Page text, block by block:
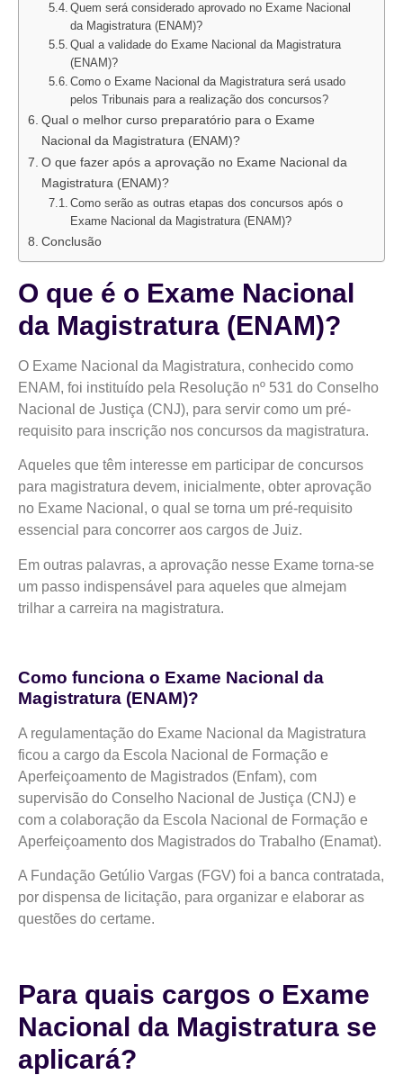
Quem será considerado aprovado no Exame Nacional
da Magistratura (ENAM)?
Qual a validade do Exame Nacional da Magistratura
(ENAM)?
Como o Exame Nacional da Magistratura será usado
pelos Tribunais para a realização dos concursos?
Qual o melhor curso preparatório para o Exame
Nacional da Magistratura (ENAM)?
O que fazer após a aprovação no Exame Nacional da
Magistratura (ENAM)?
Como serão as outras etapas dos concursos após o
Exame Nacional da Magistratura (ENAM)?
Conclusão
O que é o Exame Nacional
da Magistratura (ENAM)?
O Exame Nacional da Magistratura, conhecido como
ENAM, foi instituído pela Resolução nº 531 do Conselho
Nacional de Justiça (CNJ), para servir como um pré-
requisito para inscrição nos concursos da magistratura.
Aqueles que têm interesse em participar de concursos
para magistratura devem, inicialmente, obter aprovação
no Exame Nacional, o qual se torna um pré-requisito
essencial para concorrer aos cargos de Juiz.
Em outras palavras, a aprovação nesse Exame torna-se
um passo indispensável para aqueles que almejam
trilhar a carreira na magistratura.
Como funciona o Exame Nacional da
Magistratura (ENAM)?
A regulamentação do Exame Nacional da Magistratura
ficou a cargo da Escola Nacional de Formação e
Aperfeiçoamento de Magistrados (Enfam), com
supervisão do Conselho Nacional de Justiça (CNJ) e
com a colaboração da Escola Nacional de Formação e
Aperfeiçoamento dos Magistrados do Trabalho (Enamat).
A Fundação Getúlio Vargas (FGV) foi a banca contratada,
por dispensa de licitação, para organizar e elaborar as
questões do certame.
Para quais cargos o Exame
Nacional da Magistratura se
aplicará?